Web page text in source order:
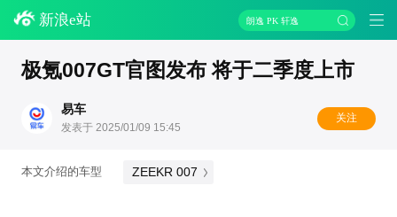
新浪e站 朗逸 PK 轩逸
极氪007GT官图发布 将于二季度上市
易车
发表于 2025/01/09 15:45
关注
本文介绍的车型 ZEEKR 007